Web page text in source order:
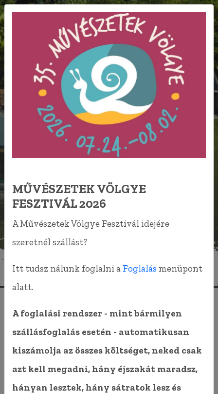
FOGLALÁS
RÓLUNK
2016-ban találtunk rá a Ferde Kemping mai
helyét adó földterületre.
Alapvetően azért vettük meg a közel 8000 nm-es
területet, hogy jól érezzük magunkat
MŰVÉSZETEK VÖLGYE
FESZTIVÁL 2026
A Művészetek Völgye Fesztivál idejére
szeretnél szállást?
Itt tudsz nálunk foglalni a Foglalás menüpont
alatt.
A foglalási rendszer - mint bármilyen
szállásfoglalás esetén - automatikusan
kiszámolja az összes költséget, neked csak
azt kell megadni, hány éjszakát maradsz,
hányan lesztek, hány sátratok lesz és